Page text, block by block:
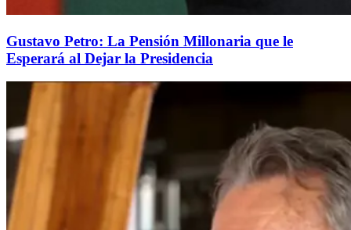
Gustavo Petro: La Pensión Millonaria que le
Esperará al Dejar la Presidencia